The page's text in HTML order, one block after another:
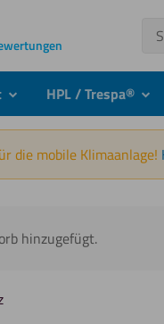
submenuHPL / Trespa®
die mobile Klimaanlage!
hinzugefügt.